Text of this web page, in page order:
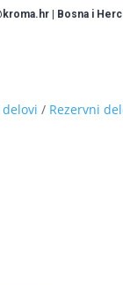
| Bosna i
/ Rezervni